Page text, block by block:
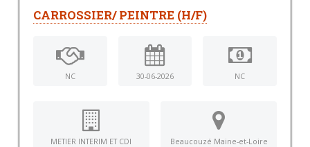
CARROSSIER/ PEINTRE (H/F)
NC 30-06-2026 NC
METIER INTERIM ET CDI
Beaucouzé Maine-et-Loire